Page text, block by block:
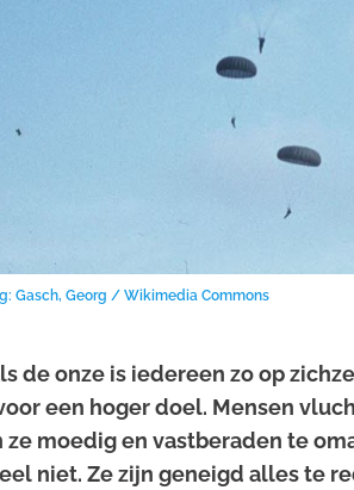
Gasch, Georg / Wikimedia Commons
de onze is iedereen zo op
een hoger doel. Mensen
ze moedig en vastberaden te
niet. Ze zijn geneigd alles te